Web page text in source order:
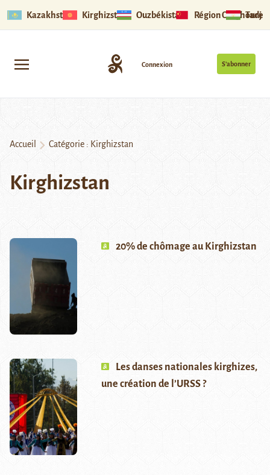
Kazakhstan Kirghizstan Ouzbékistan Région Ouïghoure
S’abonner
Connexion
Accueil Catégorie : Kirghizstan
Kirghizstan
20% de chômage au Kirghizstan
Les danses nationales kirghizes,
une création de l’URSS ?